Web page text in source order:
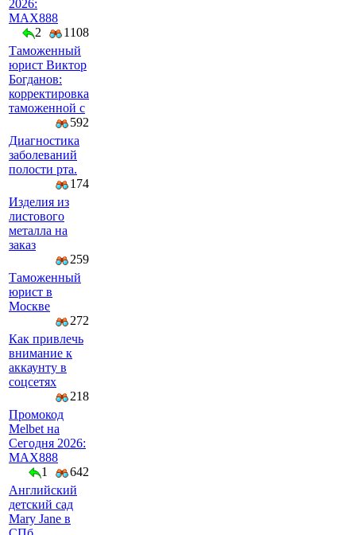
2026:
MAX888
2
1108
Таможенный
юрист Виктор
Богданов:
корректировка
таможенной с
592
Диагностика
заболеваний
полости рта.
174
Изделия из
листового
металла на
заказ
259
Таможенный
юрист в
Москве
272
Как привлечь
внимание к
аккаунту в
соцсетях
218
Промокод
Melbet на
Сегодня 2026:
MAX888
1
642
Английский
детский сад
Mary Jane в